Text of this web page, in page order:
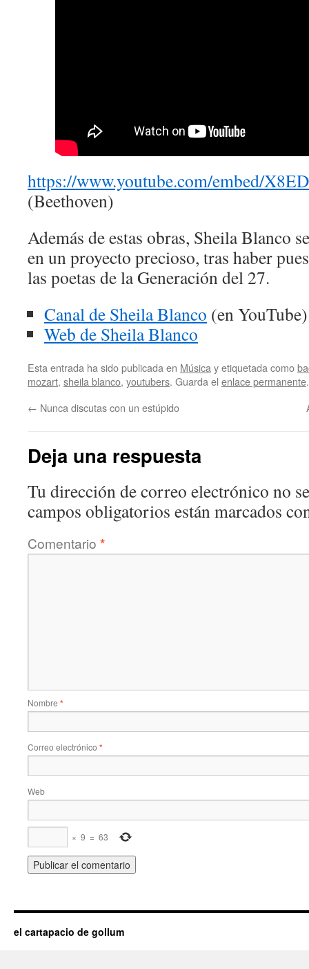
https://www.youtube.com/embed/
(Beethoven)
Además de estas obras, Sheila Blanco
en un proyecto precioso, tras haber
las poetas de la Generación del 27.
Canal de Sheila Blanco (en YouTube)
Web de Sheila Blanco
Esta entrada ha sido publicada en Música y etiquetada como
mozart, sheila blanco, youtubers. Guarda el enlace permanente.
← Nunca discutas con un estúpido
Deja una respuesta
Tu dirección de correo electrónico no
campos obligatorios están marcados
Comentario *
Nombre *
Correo electrónico *
Web
× 9 = 63
el cartapacio de gollum